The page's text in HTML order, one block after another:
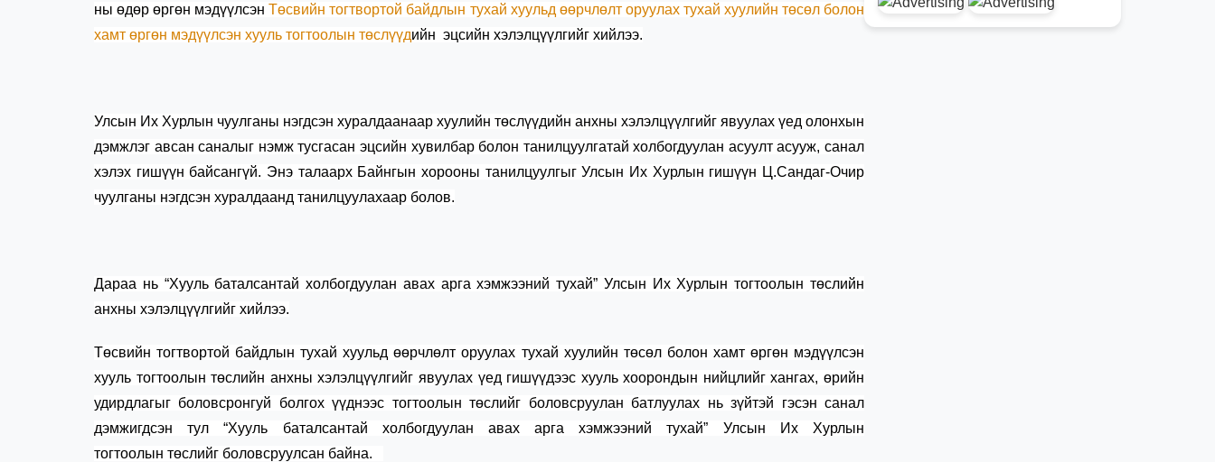
ны өдөр өргөн мэдүүлсэнТөсвийн тогтвортой байдлын тухай хуульд өөрчлөлт оруулах тухай хуулийн төсөл болон
хамт өргөн мэдүүлсэн хууль тогтоолын төслүүдийн эцсийн хэлэлцүүлгийг хийлээ.
Улсын Их Хурлын чуулганы нэгдсэн хуралдаанаар хуулийн төслүүдийн анхны хэлэлцүүлгийг явуулах үед олонхын
дэмжлэг авсан саналыг нэмж тусгасан эцсийн хувилбар болон танилцуулгатай холбогдуулан асуулт асууж, санал
хэлэх гишүүн байсангүй. Энэ талаарх Байнгын хорооны танилцуулгыг Улсын Их Хурлын гишүүн Ц.Сандаг-Очир
чуулганы нэгдсэн хуралдаанд танилцуулахаар болов.
Дараа нь “Хууль баталсантай холбогдуулан авах арга хэмжээний тухай” Улсын Их Хурлын тогтоолын төслийн
анхны хэлэлцүүлгийг хийлээ.
Төсвийн тогтвортой байдлын тухай хуульд өөрчлөлт оруулах тухай хуулийн төсөл болон хамт өргөн мэдүүлсэн
хууль тогтоолын төслийн анхны хэлэлцүүлгийг явуулах үед гишүүдээс хууль хоорондын нийцлийг хангах, өрийн
удирдлагыг боловсронгуй болгох үүднээс тогтоолын төслийг боловсруулан батлуулах нь зүйтэй гэсэн санал
дэмжигдсэн тул “Хууль баталсантай холбогдуулан авах арга хэмжээний тухай” Улсын Их Хурлын
тогтоолын төслийг боловсруулсан байна.